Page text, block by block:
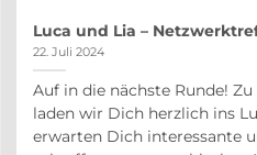
Luca und Lia –
22. Juli 2024
Auf in die nächste Runde!
laden wir Dich herzlich ins
erwarten Dich interessante